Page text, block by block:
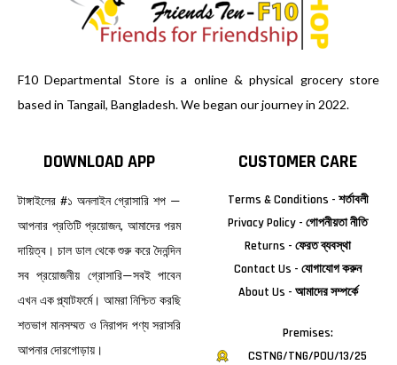
F10 Departmental Store is a online & physical grocery store
based in Tangail, Bangladesh. We began our journey in 2022.
DOWNLOAD APP
টাঙ্গাইলের #১ অনলাইন গ্রোসারি শপ —
আপনার প্রতিটি প্রয়োজন, আমাদের পরম
দায়িত্ব। চাল ডাল থেকে শুরু করে দৈনন্দিন
সব প্রয়োজনীয় গ্রোসারি—সবই পাবেন
এখন এক প্ল্যাটফর্মে। আমরা নিশ্চিত করছি
শতভাগ মানসম্মত ও নিরাপদ পণ্য সরাসরি
আপনার দোরগোড়ায়।
CUSTOMER CARE
Terms & Conditions - শর্তাবলী
Privacy Policy - গোপনীয়তা নীতি
Returns - ফেরত ব্যবস্থা
Contact Us - যোগাযোগ করুন
About Us - আমাদের সম্পর্কে
Premises:
CSTNG/TNG/POU/13/25